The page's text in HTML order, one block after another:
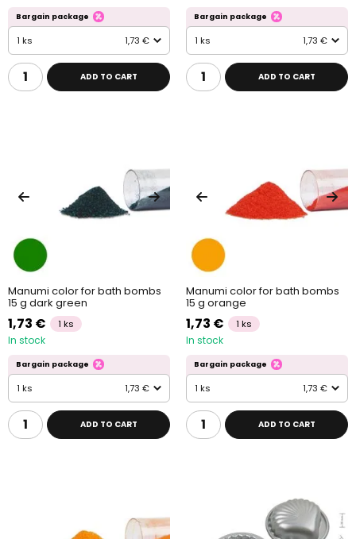
Bargain package
1 ks 1,73 €
ADD TO CART
Bargain package
1 ks 1,73 €
ADD TO CART
Manumi color for bath bombs
15 g dark green
1,73 € 1 ks
In stock
Bargain package
1 ks 1,73 €
ADD TO CART
Manumi color for bath bombs
15 g orange
1,73 € 1 ks
In stock
Bargain package
1 ks 1,73 €
ADD TO CART